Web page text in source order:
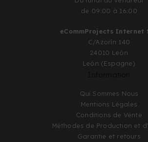
de 09:00 à 16:00
eCommProjects Internet
C/Azorín 140
24010 León
León (Espagne)
Qui Sommes Nous
Mentions Légales
Conditions de Vente
Méthodes de Production et
Garantie et retours